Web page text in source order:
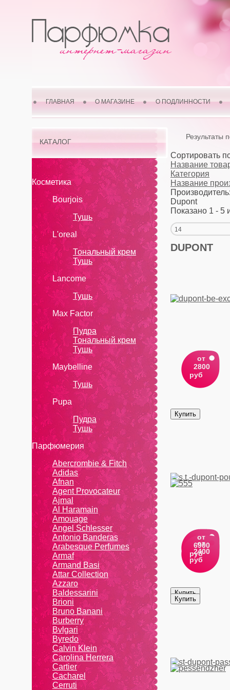
ГЛАВНАЯ О МАГАЗИНЕ О ПОДЛИННОСТИ
КАТАЛОГ
Косметика
Bourjois
Тушь
L'oreal
Тональный крем
Тушь
Lanсоmе
Тушь
Max Factor
Пудра
Тональный крем
Тушь
Maybelline
Тушь
Pupa
Пудра
Тушь
Парфюмерия
Abercrombie & Fitch
Adidas
Afnan
Agent Provocateur
Ajmal
Al Haramain
Amouage
Angel Schlesser
Antonio Banderas
Arabesque Perfumes
Armaf
Armand Basi
Attar Collection
Azzaro
Baldessarini
Brioni
Bruno Banani
Burberry
Bvlgari
Byredo
Calvin Klein
Carolina Herrera
Cartier
Caсhаrеl
Cerruti
Результаты
Сортировать
Название
Категория
Название
Производитель:
Dupont
Показано 1 - 5
14
DUPONT
от
2800
руб
от
6900
руб
от
2400
руб